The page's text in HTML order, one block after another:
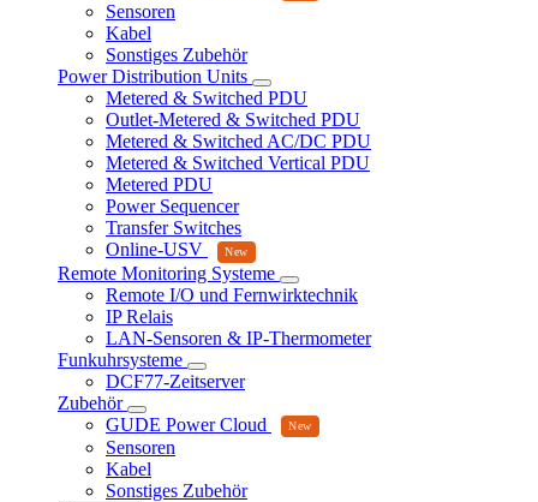
Sensoren
Kabel
Sonstiges Zubehör
Power Distribution Units
Metered & Switched PDU
Outlet-Metered & Switched PDU
Metered & Switched AC/DC PDU
Metered & Switched Vertical PDU
Metered PDU
Power Sequencer
Transfer Switches
Online-USV
Remote Monitoring Systeme
Remote I/O und Fernwirktechnik
IP Relais
LAN-Sensoren & IP-Thermometer
Funkuhrsysteme
DCF77-Zeitserver
Zubehör
GUDE Power Cloud
Sensoren
Kabel
Sonstiges Zubehör